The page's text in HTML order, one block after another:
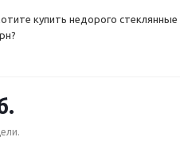
купить недорого